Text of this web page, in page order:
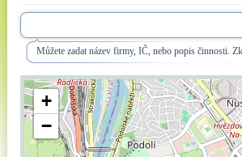
Můžete zadat název firmy, IČ, nebo popis činnosti.
+
−